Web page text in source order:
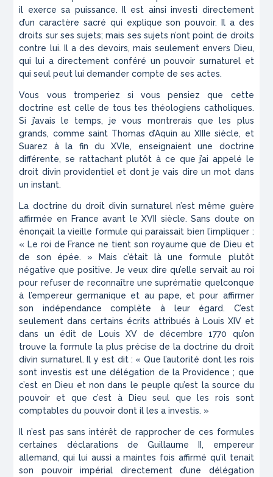
il exerce sa puissance. Il est ainsi investi directement
d’un caractère sacré qui explique son pouvoir. Il a des
droits sur ses sujets; mais ses sujets n’ont point de droits
contre lui. Il a des devoirs, mais seulement envers Dieu,
qui lui a directement conféré un pouvoir surnaturel et
qui seul peut lui demander compte de ses actes.
Vous vous tromperiez si vous pensiez que cette
doctrine est celle de tous tes théologiens catholiques.
Si j’avais le temps, je vous montrerais que les plus
grands, comme saint Thomas d’Aquin au XIIIe siècle, et
Suarez à la fin du XVIe, enseignaient une doctrine
différente, se rattachant plutôt à ce que j’ai appelé le
droit divin providentiel et dont je vais dire un mot dans
un instant.
La doctrine du droit divin surnaturel n’est même guère
affirmée en France avant le XVII siècle. Sans doute on
énonçait la vieille formule qui paraissait bien l’impliquer :
« Le roi de France ne tient son royaume que de Dieu et
de son épée. » Mais c’était là une formule plutôt
négative que positive. Je veux dire qu’elle servait au roi
pour refuser de reconnaître une suprématie quelconque
à l’empereur germanique et au pape, et pour affirmer
son indépendance complète à leur égard. C’est
seulement dans certains écrits attribués à Louis XIV et
dans un édit de Louis XV de décembre 1770 qu’on
trouve la formule la plus précise de la doctrine du droit
divin surnaturel. Il y est dit : « Que l’autorité dont les rois
sont investis est une délégation de la Providence ; que
c’est en Dieu et non dans le peuple qu’est la source du
pouvoir et que c’est à Dieu seul que les rois sont
comptables du pouvoir dont il les a investis. »
Il n’est pas sans intérêt de rapprocher de ces formules
certaines déclarations de Guillaume II, empereur
allemand, qui lui aussi a maintes fois affirmé qu’il tenait
son pouvoir impérial directement d’une délégation